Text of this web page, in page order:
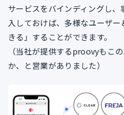
サービスをバインディングし
入しておけば、多様なユーザ
きる」することができます。
（当社が提供するproovyもこ
か、と営業がありました）